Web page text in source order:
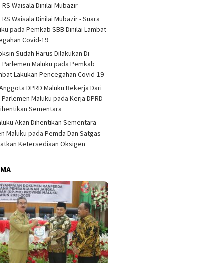
Waisala Dinilai Mubazir
Waisala Dinilai Mubazir - Suara
padaPemkab SBB Dinilai Lambat
Covid-19
Sudah Harus Dilakukan Di
Parlemen Maluku padaPemkab
Lakukan Pencegahan Covid-19
DPRD Maluku Bekerja Dari
Maluku padaKerja DPRD
Sementara
Akan Dihentikan Sementara -
Maluku padaPemda Dan Satgas
Ketersediaan Oksigen